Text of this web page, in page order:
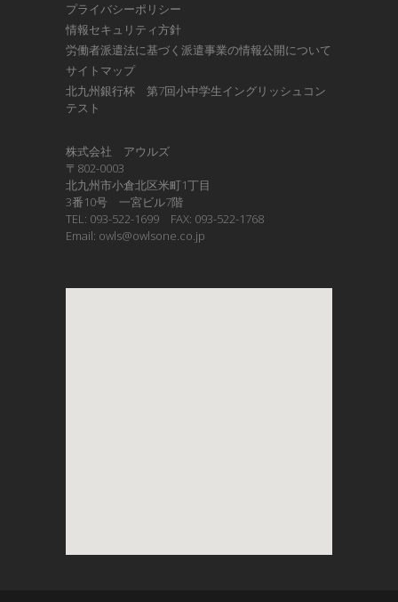
プライバシーポリシー
情報セキュリティ方針
労働者派遣法に基づく派遣事業の情報公開について
サイトマップ
北九州銀行杯 第7回小中学生イングリッシュコン
テスト
株式会社 アウルズ
〒802-0003
北九州市小倉北区米町1丁目
3番10号 一宮ビル7階
TEL: 093-522-1699 FAX: 093-522-1768
Email: owls@owlsone.co.jp